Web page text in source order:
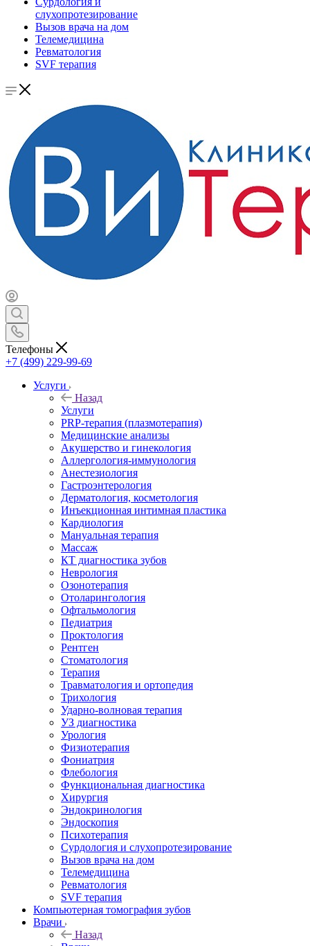
слухопротезирование
Вызов врача на дом
Телемедицина
Ревматология
SVF терапия
Телефоны
+7 (499) 229-99-69
Услуги
Назад
Услуги
PRP-терапия (плазмотерапия)
Медицинские анализы
Акушерство и гинекология
Аллергология-иммунология
Анестезиология
Гастроэнтерология
Дерматология, косметология
Инъекционная интимная пластика
Кардиология
Мануальная терапия
Массаж
КТ диагностика зубов
Неврология
Озонотерапия
Отоларингология
Офтальмология
Педиатрия
Проктология
Рентген
Стоматология
Терапия
Травматология и ортопедия
Трихология
Ударно-волновая терапия
УЗ диагностика
Урология
Физиотерапия
Фониатрия
Флебология
Функциональная диагностика
Хирургия
Эндокринология
Эндоскопия
Психотерапия
Сурдология и слухопротезирование
Вызов врача на дом
Телемедицина
Ревматология
SVF терапия
Компьютерная томография зубов
Врачи
Назад